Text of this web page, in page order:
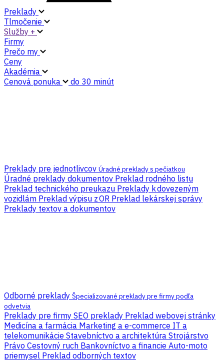
Preklady
Tlmočenie
Služby +
Firmy
Prečo my
Ceny
Akadémia
Cenová ponuka
do 30 minút
Preklady pre jednotlivcov Úradné preklady s pečiatkou
Úradné preklady dokumentov Preklad rodného listu
Preklad technického preukazu Preklady k dovezeným
vozidlám Preklad výpisu z OR Preklad lekárskej správy
Preklady textov a dokumentov
Odborné preklady Špecializované preklady pre firmy podľa
odvetvia
Preklady pre firmy SEO preklady Preklad webovej stránky
Medicína a farmácia Marketing a e-commerce IT a
telekomunikácie Stavebníctvo a architektúra Strojárstvo
Právo Cestovný ruch Bankovníctvo a financie Auto-moto
priemysel Preklad odborných textov